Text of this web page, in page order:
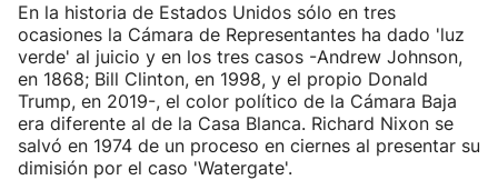
En la historia de Estados Unidos sólo en tres
ocasiones la Cámara de Representantes ha dado 'luz
verde' al juicio y en los tres casos -Andrew Johnson,
en 1868; Bill Clinton, en 1998, y el propio Donald
Trump, en 2019-, el color político de la Cámara Baja
era diferente al de la Casa Blanca. Richard Nixon se
salvó en 1974 de un proceso en ciernes al presentar su
dimisión por el caso 'Watergate'.